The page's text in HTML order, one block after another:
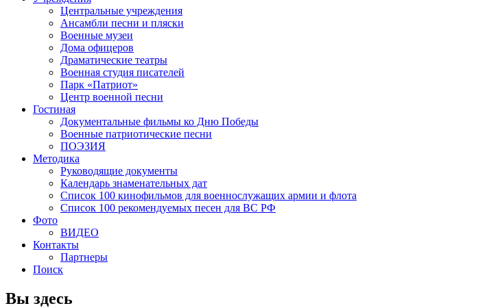
Центральные учреждения
Ансамбли песни и пляски
Военные музеи
Дома офицеров
Драматические театры
Военная студия писателей
Парк «Патриот»
Центр военной песни
Гостиная
Документальные фильмы ко Дню Победы
Военные патриотические песни
ПОЭЗИЯ
Методика
Руководящие документы
Календарь знаменательных дат
Список 100 кинофильмов для военнослужащих армии и флота
Список 100 рекомендуемых песен для ВС РФ
Фото
ВИДЕО
Контакты
Партнеры
Поиск
Вы здесь